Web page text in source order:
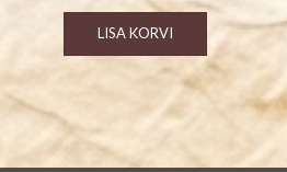
LISA KORVI